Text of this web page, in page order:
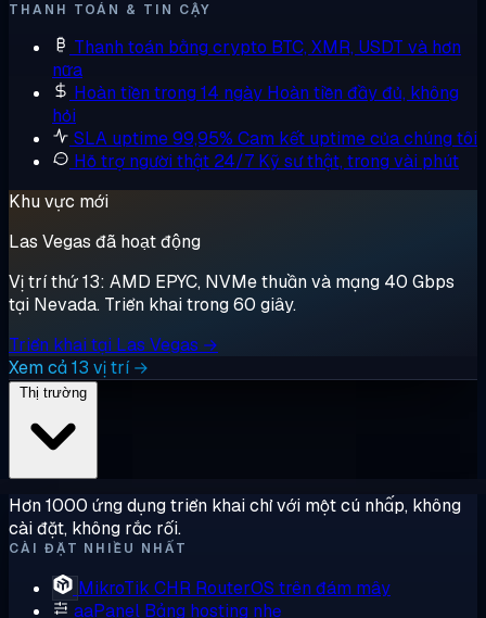
THANH TOÁN & TIN CẬY
Thanh toán bằng crypto BTC, XMR, USDT và hơn
nữa
Hoàn tiền trong 14 ngày Hoàn tiền đầy đủ, không
hỏi
SLA uptime 99,95% Cam kết uptime của chúng tôi
Hỗ trợ người thật 24/7 Kỹ sư thật, trong vài phút
Khu vực mới
Las Vegas đã hoạt động
Vị trí thứ 13: AMD EPYC, NVMe thuần và mạng 40 Gbps
tại Nevada. Triển khai trong 60 giây.
Triển khai tại Las Vegas →
Xem cả 13 vị trí →
Hơn 1000 ứng dụng triển khai chỉ với một cú nhấp, không
cài đặt, không rắc rối.
CÀI ĐẶT NHIỀU NHẤT
MikroTik CHR RouterOS trên đám mây
aaPanel Bảng hosting nhẹ